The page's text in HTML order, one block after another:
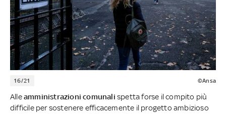
16/21 ©Ansa
Alleamministrazioni comunali spetta forse il compito più
difficile per sostenere efficacemente il progetto ambizioso